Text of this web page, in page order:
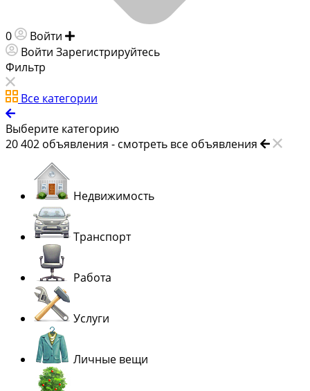
0 Войти
Войти Зарегистрируйтесь
Фильтр
Все категории
Выберите категорию
20 402 объявления - смотреть все объявления
Недвижимость
Транспорт
Работа
Услуги
Личные вещи